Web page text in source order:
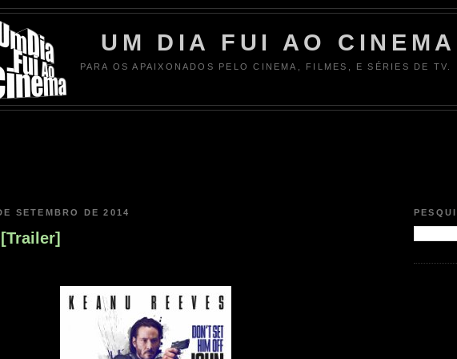
UM DIA FUI AO CINEMA
PARA OS APAIXONADOS PELO CINEMA, FILMES, E SÉRIES DE TV.
SETEMBRO DE 2014